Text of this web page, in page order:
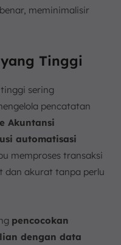
meminimalisir
Tinggi
sering
pencatatan
Akuntansi
automatisasi
memproses transaksi
dan akurat tanpa perlu
pencocokan
dengan data